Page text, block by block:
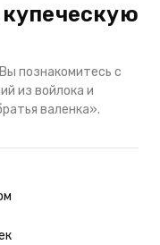
познакомитесь с
из войлока и
валенка».